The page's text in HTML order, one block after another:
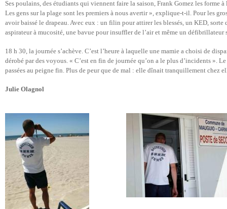
Ses poulains, des étudiants qui viennent faire la saison, Frank Gomez les forme
Les gens sur la plage sont les premiers à nous avertir », explique-t-il. Pour les
avoir baissé le drapeau. Avec eux : un filin pour attirer les blessés, un KED,
aspirateur à mucosité, une bavue pour insuffler de l’air et même un défibrillateur
18 h 30, la journée s’achève. C’est l’heure à laquelle une mamie a choisi de
dérobé par des voyous. « C’est en fin de journée qu’on a le plus d’incidents ».
passées au peigne fin. Plus de peur que de mal : elle dînait tranquillement chez
Julie Olagnol